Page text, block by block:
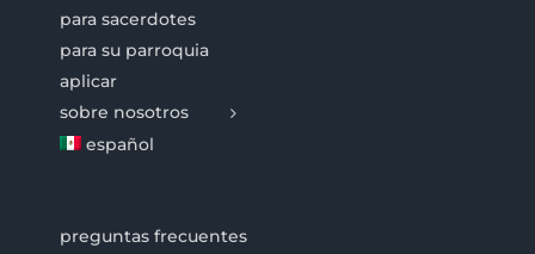
para sacerdotes
para su parroquia
aplicar
sobre nosotros
español
preguntas frecuentes